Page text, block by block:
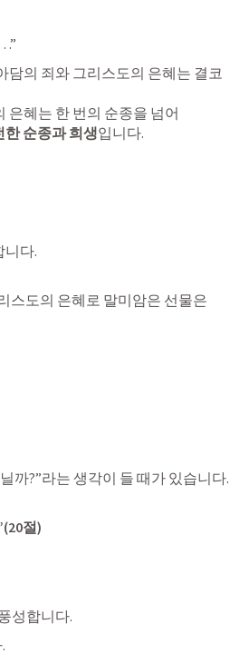
담의 죄와 그리스도의 은혜는 결코
은혜는 한 번의 순종을 넘어
한 순종과 희생입니다.
니다.
스도의 은혜로 말미암은 선물은
까?”라는 생각이 들 때가 있습니다.
절)
성합니다.